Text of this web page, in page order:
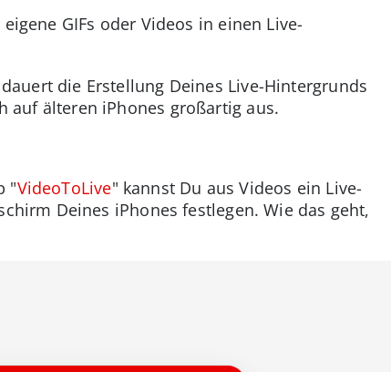
GIFs oder Videos in einen Live-
die Erstellung Deines Live-Hintergrunds
auf älteren iPhones großartig aus.
"VideoToLive" kannst Du aus Videos ein Live-
Deines iPhones festlegen. Wie das geht,